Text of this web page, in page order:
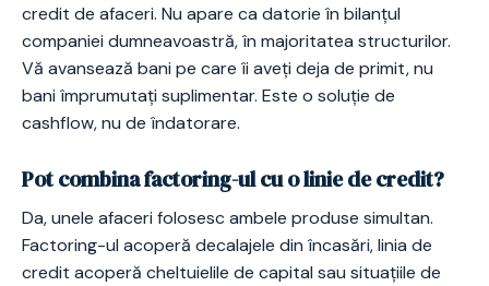
credit de afaceri. Nu apare ca datorie în bilanțul
companiei dumneavoastră, în majoritatea structurilor.
Vă avansează bani pe care îi aveți deja de primit, nu
bani împrumutați suplimentar. Este o soluție de
cashflow, nu de îndatorare.
Pot combina factoring-ul cu o linie de credit?
Da, unele afaceri folosesc ambele produse simultan.
Factoring-ul acoperă decalajele din încasări, linia de
credit acoperă cheltuielile de capital sau situațiile de